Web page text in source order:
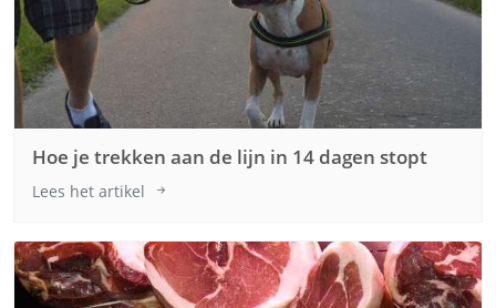
Hoe je trekken aan de lijn in 14 dagen stopt
Lees het artikel